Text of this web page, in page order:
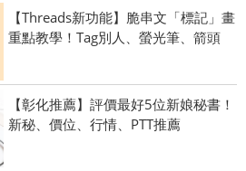
【Threads新功能】脆串文「標記」畫
重點教學！Tag別人、螢光筆、箭頭
【彰化推薦】評價最好5位新娘秘書！
新秘、價位、行情、PTT推薦